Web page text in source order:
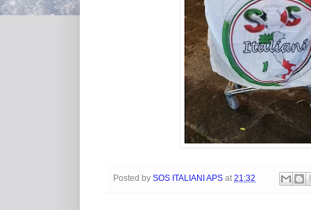
Posted by SOS ITALIANI APS at 21:32